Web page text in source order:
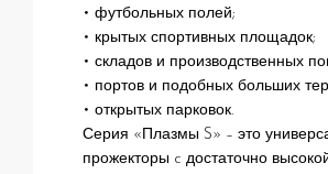
• футбольных полей;
• крытых спортивных площадок;
• складов и производственных
• портов и подобных больших
• открытых парковок.
Серия «Плазмы S» – это
прожекторы c достаточно